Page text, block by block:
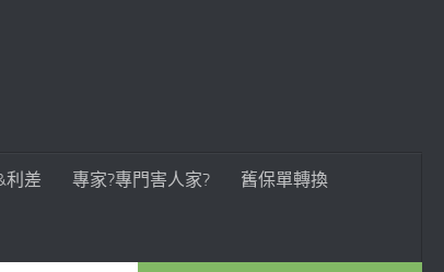
利差 專家?專門害人家? 舊保單轉換